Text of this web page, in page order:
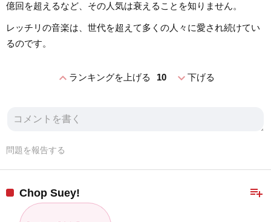
億回を超えるなど、その人気は衰えることを知りません。
レッチリの音楽は、世代を超えて多くの人々に愛され続けてい
るのです。
expand_lessランキングを上げる 10 expand_more下げる
問題を報告する
playlist_add
Chop Suey!